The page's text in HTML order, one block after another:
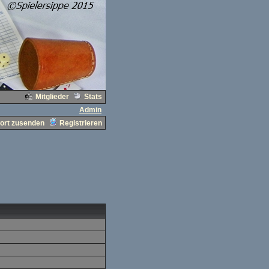
Mitglieder
Stats
Admin
zusenden Registrieren